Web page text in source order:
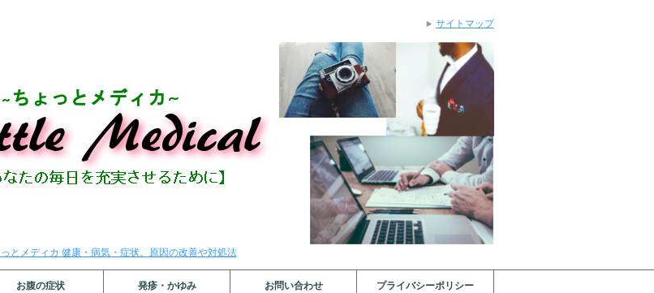
とメディカ 健康・病気・症状。原因の改善や対処法
お腹の症状 発疹・かゆみ お問い合わせ プライバシーポリシー
サイトマップ